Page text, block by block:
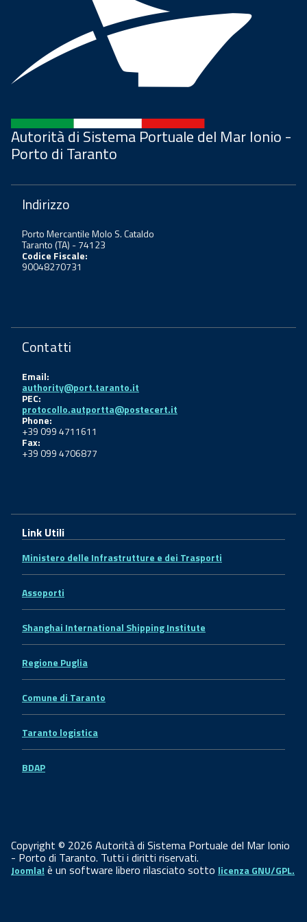
Autorità di Sistema Portuale del Mar Ionio -
Porto di Taranto
Indirizzo
Porto Mercantile Molo S. Cataldo
Taranto (TA) - 74123
Codice Fiscale:
90048270731
Contatti
Email:
authority@port.taranto.it
PEC:
protocollo.autportta@postecert.it
Phone:
+39 099 4711611
Fax:
+39 099 4706877
Link Utili
Ministero delle Infrastrutture e dei Trasporti
Assoporti
Shanghai International Shipping Institute
Regione Puglia
Comune di Taranto
Taranto logistica
BDAP
Copyright © 2026 Autorità di Sistema Portuale del Mar Ionio
- Porto di Taranto. Tutti i diritti riservati.
Joomla! è un software libero rilasciato sotto licenza GNU/GPL.